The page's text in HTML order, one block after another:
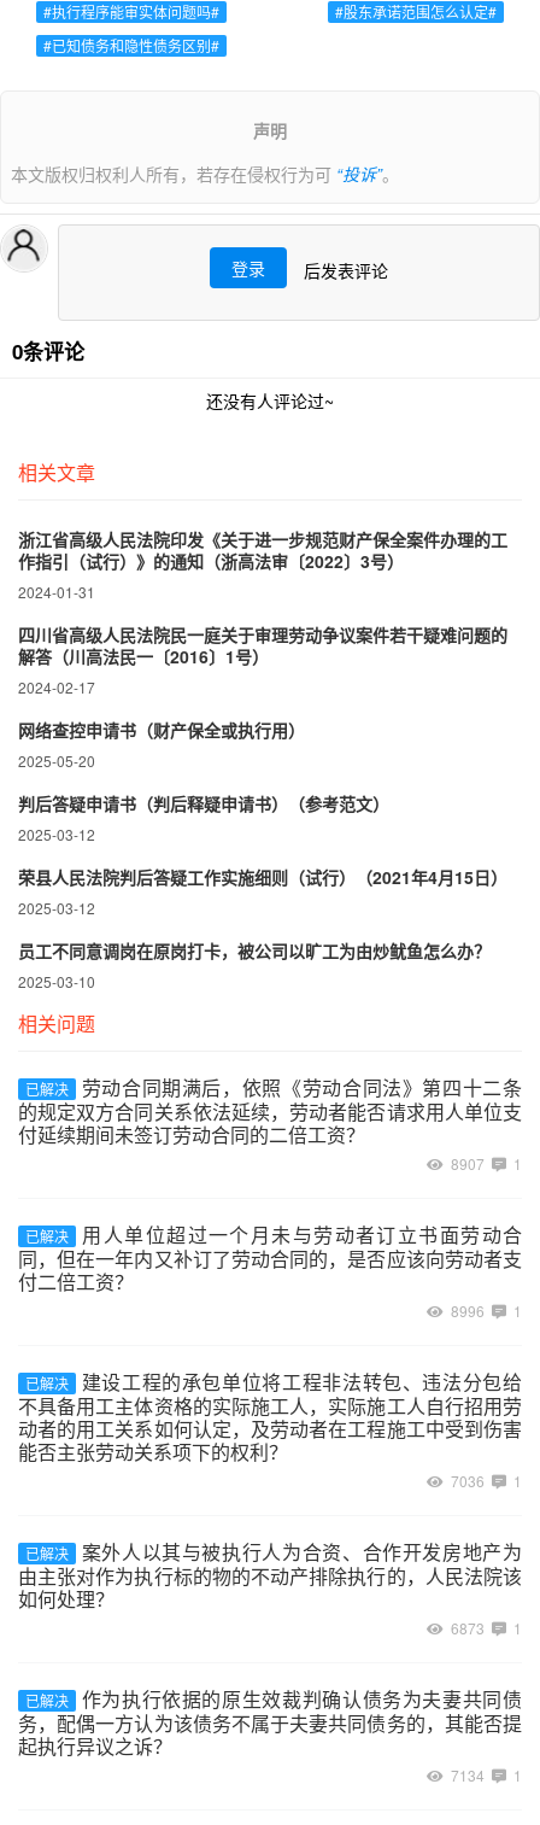
#执行程序能审实体问题吗#
#股东承诺范围怎么认定#
#已知债务和隐性债务区别#
声明
本文版权归权利人所有，若存在侵权行为可 “投诉”。
登录 后发表评论
0条评论
还没有人评论过~
相关文章
浙江省高级人民法院印发《关于进一步规范财产保全案件办理的工
作指引（试行）》的通知（浙高法审〔2022〕3号）
2024-01-31
四川省高级人民法院民一庭关于审理劳动争议案件若干疑难问题的
解答（川高法民一〔2016〕1号）
2024-02-17
网络查控申请书（财产保全或执行用）
2025-05-20
判后答疑申请书（判后释疑申请书）（参考范文）
2025-03-12
荣县人民法院判后答疑工作实施细则（试行）（2021年4月15日）
2025-03-12
员工不同意调岗在原岗打卡，被公司以旷工为由炒鱿鱼怎么办？
2025-03-10
相关问题
已解决
劳动合同期满后，依照《劳动合同法》第四十二条
的规定双方合同关系依法延续，劳动者能否请求用人单位支
付延续期间未签订劳动合同的二倍工资？
8907 1
已解决
用人单位超过一个月未与劳动者订立书面劳动合
同，但在一年内又补订了劳动合同的，是否应该向劳动者支
付二倍工资？
8996 1
已解决
建设工程的承包单位将工程非法转包、违法分包给
不具备用工主体资格的实际施工人，实际施工人自行招用劳
动者的用工关系如何认定，及劳动者在工程施工中受到伤害
能否主张劳动关系项下的权利？
7036 1
已解决
案外人以其与被执行人为合资、合作开发房地产为
由主张对作为执行标的物的不动产排除执行的，人民法院该
如何处理？
6873 1
已解决
作为执行依据的原生效裁判确认债务为夫妻共同债
务，配偶一方认为该债务不属于夫妻共同债务的，其能否提
起执行异议之诉？
7134 1